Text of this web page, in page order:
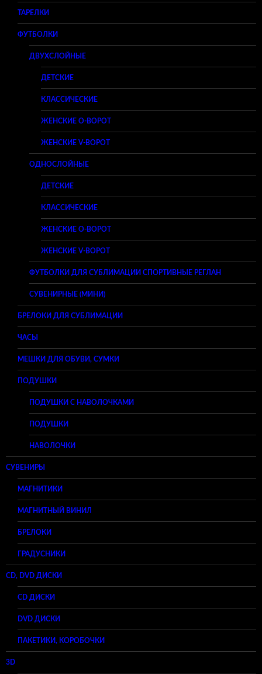
ТАРЕЛКИ
ФУТБОЛКИ
ДВУХСЛОЙНЫЕ
ДЕТСКИЕ
КЛАССИЧЕСКИЕ
ЖЕНСКИЕ O-ВОРОТ
ЖЕНСКИЕ V-ВОРОТ
ОДНОСЛОЙНЫЕ
ДЕТСКИЕ
КЛАССИЧЕСКИЕ
ЖЕНСКИЕ O-ВОРОТ
ЖЕНСКИЕ V-ВОРОТ
ФУТБОЛКИ ДЛЯ СУБЛИМАЦИИ СПОРТИВНЫЕ РЕГЛАН
СУВЕНИРНЫЕ (МИНИ)
БРЕЛОКИ ДЛЯ СУБЛИМАЦИИ
ЧАСЫ
МЕШКИ ДЛЯ ОБУВИ, СУМКИ
ПОДУШКИ
ПОДУШКИ С НАВОЛОЧКАМИ
ПОДУШКИ
НАВОЛОЧКИ
СУВЕНИРЫ
МАГНИТИКИ
МАГНИТНЫЙ ВИНИЛ
БРЕЛОКИ
ГРАДУСНИКИ
CD, DVD ДИСКИ
CD ДИСКИ
DVD ДИСКИ
ПАКЕТИКИ, КОРОБОЧКИ
3D